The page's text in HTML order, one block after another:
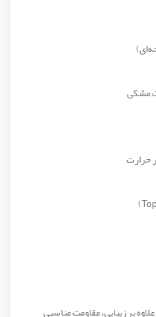
مشکی
حرارت
بر زیبایی، مقاومت مناسبی